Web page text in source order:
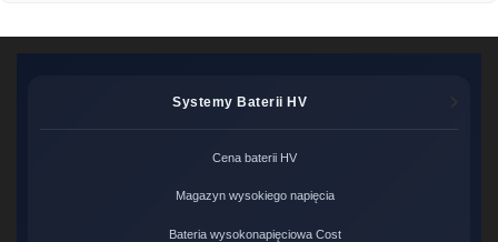
Systemy Baterii HV
Cena baterii HV
Magazyn wysokiego napięcia
Bateria wysokonapięciowa Cost